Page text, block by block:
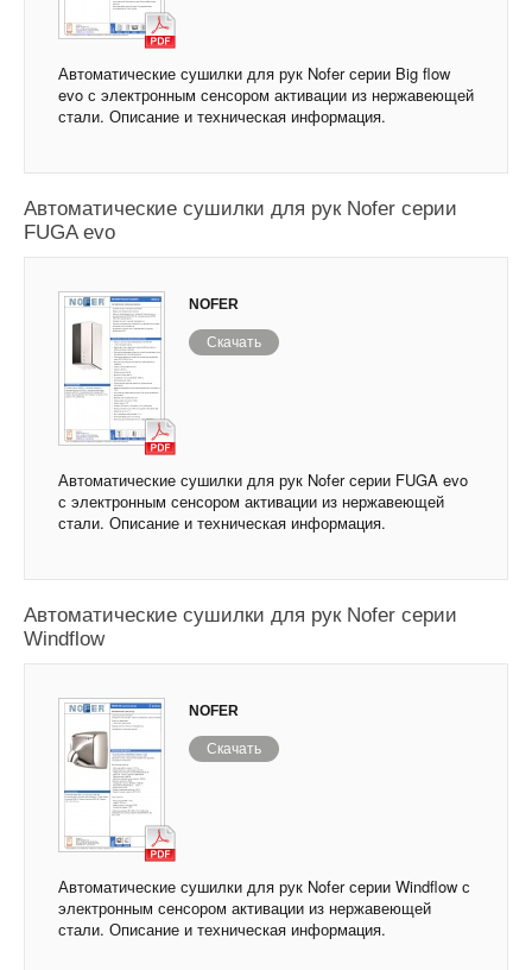
Автоматические сушилки для рук Nofer серии Big flow
evo с электронным сенсором активации из нержавеющей
стали. Описание и техническая информация.
Автоматические сушилки для рук Nofer серии
FUGA evo
NOFER
Скачать
Автоматические сушилки для рук Nofer серии FUGA evo
с электронным сенсором активации из нержавеющей
стали. Описание и техническая информация.
Автоматические сушилки для рук Nofer серии
Windflow
NOFER
Скачать
Автоматические сушилки для рук Nofer серии Windflow с
электронным сенсором активации из нержавеющей
стали. Описание и техническая информация.